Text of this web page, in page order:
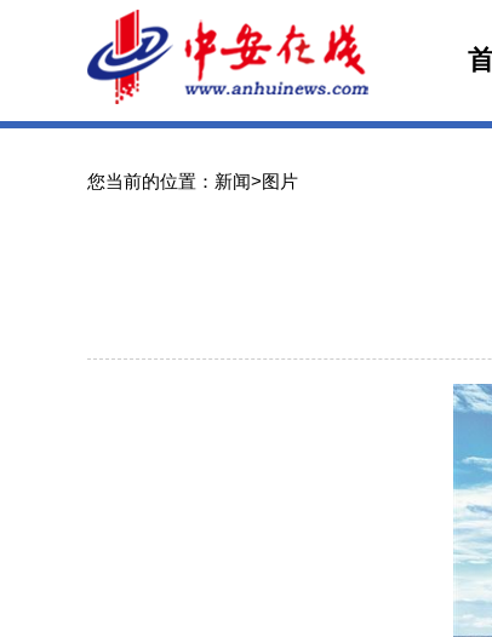
您当前的位置：新闻>图片